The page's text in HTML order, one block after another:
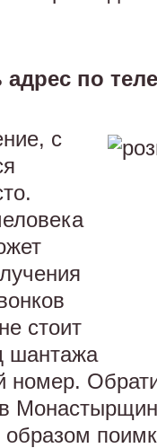
по
с
стоит
шантажа
номер.
в
образом